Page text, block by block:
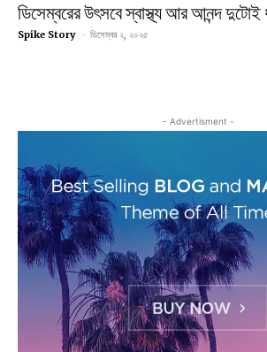
ডিসেম্বরের উৎসবে স্বাস্থ্য আর আনন্দ দুটোই
Spike Story - ডিসেম্বর ২, ২০২৫
- Advertisment -